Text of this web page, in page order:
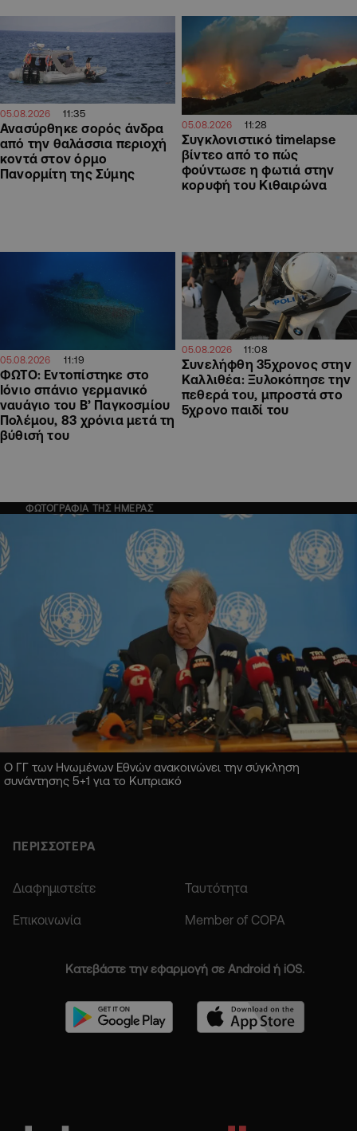
05.08.2026 11:35
Ανασύρθηκε σορός άνδρα
από την θαλάσσια περιοχή
κοντά στον όρμο
Πανορμίτη της Σύμης
05.08.2026 11:28
Συγκλονιστικό timelapse
βίντεο από το πώς
φούντωσε η φωτιά στην
κορυφή του Κιθαιρώνα
05.08.2026 11:19
ΦΩΤΟ: Εντοπίστηκε στο
Ιόνιο σπάνιο γερμανικό
ναυάγιο του Β’ Παγκοσμίου
Πολέμου, 83 χρόνια μετά τη
βύθισή του
05.08.2026 11:08
Συνελήφθη 35χρονος στην
Καλλιθέα: Ξυλοκόπησε την
πεθερά του, μπροστά στο
5χρονο παιδί του
ΦΩΤΟΓΡΑΦΙΑ ΤΗΣ ΗΜΕΡΑΣ
Ο ΓΓ των Ηνωμένων Εθνών ανακοινώνει την σύγκληση
συνάντησης 5+1 για το Κυπριακό
ΠΕΡΙΣΣΟΤΕΡΑ
Διαφημιστείτε Ταυτότητα
Επικοινωνία Member of COPA
Κατεβάστε την εφαρμογή σε Android ή iOS.